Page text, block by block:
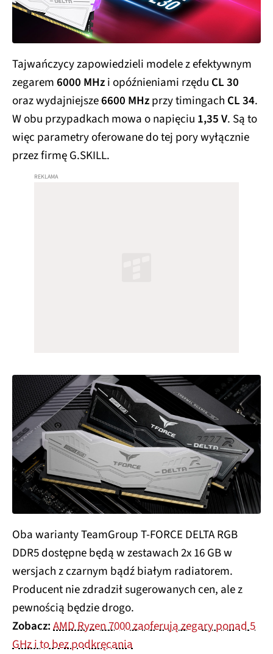
Tajwańczycy zapowiedzieli modele z efektywnym
zegarem6000 MHzi opóźnieniami rzędu CL 30
oraz wydajniejsze6600 MHzprzy timingach CL 34.
W obu przypadkach mowa o napięciu 1,35 V. Są to
więc parametry oferowane do tej pory wyłącznie
przez firmę G.SKILL.
Oba warianty TeamGroup T-FORCE DELTA RGB
DDR5 dostępne będą w zestawach 2x 16 GB w
wersjach z czarnym bądź białym radiatorem.
Producent nie zdradził sugerowanych cen, ale z
pewnością będzie drogo.
Zobacz:AMD Ryzen 7000 zaoferują zegary ponad 5
GHz i to bez podkręcania